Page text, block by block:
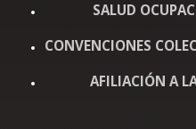
SALUD
CONVENCIONES
AFILIACIÓN A